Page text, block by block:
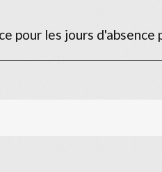
pour les jours